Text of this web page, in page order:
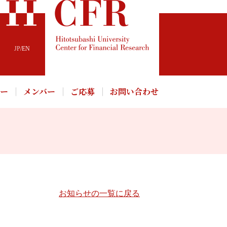
JP/EN
メンバー ご応募 お問い合わせ
お知らせの一覧に戻る